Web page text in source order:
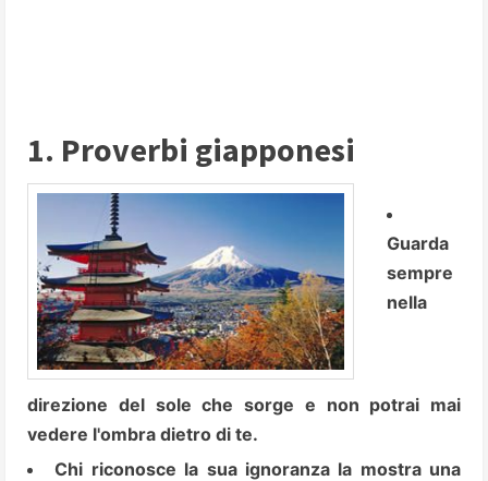
1. Proverbi giapponesi
Guarda
sempre
nella
direzione del sole che sorge e non potrai mai
vedere l'ombra dietro di te.
Chi riconosce la sua ignoranza la mostra una